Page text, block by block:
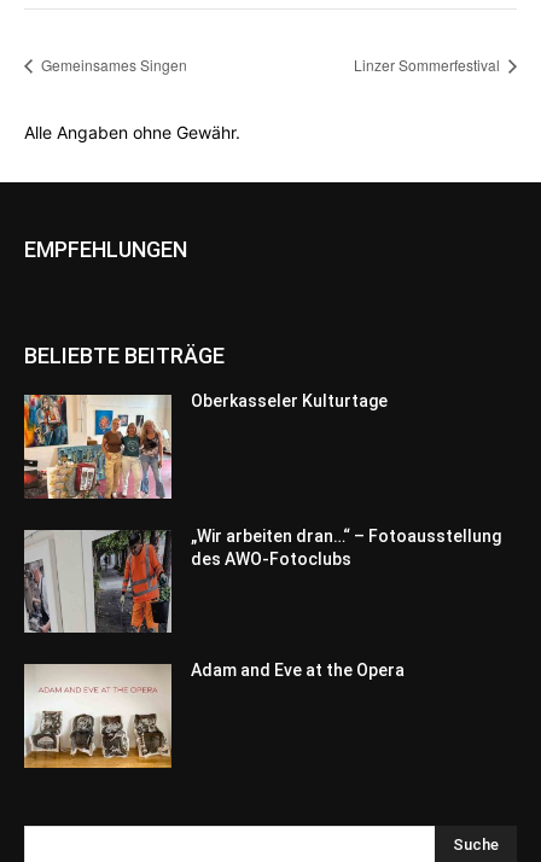
Gemeinsames Singen Linzer Sommerfestival
Alle Angaben ohne Gewähr.
EMPFEHLUNGEN
BELIEBTE BEITRÄGE
Oberkasseler Kulturtage
„Wir arbeiten dran…“ – Fotoausstellung
des AWO-Fotoclubs
Adam and Eve at the Opera
Suche